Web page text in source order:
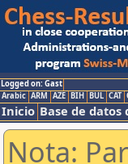
Logged on: Gast
Arabic ARM AZE BIH BUL CAT
Inicio Base de datos
Nota: